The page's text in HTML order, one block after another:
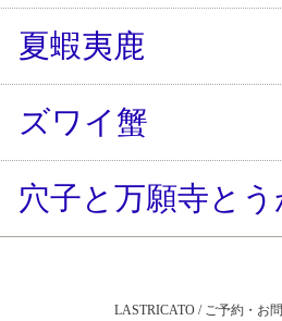
夏蝦夷鹿
ズワイ蟹
穴子と万願寺と
LASTRICATO / ご予約・お